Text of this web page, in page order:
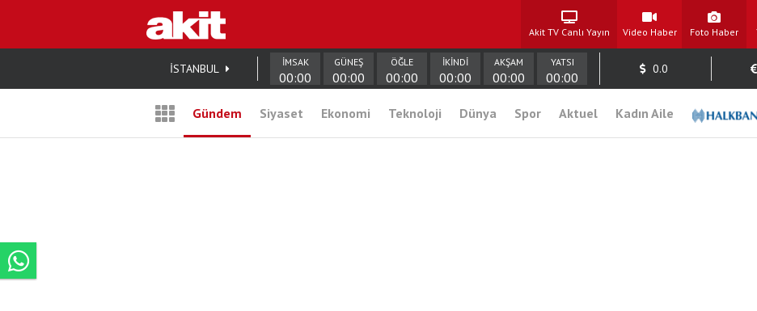
Akit TV Canlı Yayın Video Haber Foto Haber
İSTANBUL İMSAK
00:00
GÜNEŞ
00:00
ÖĞLE
00:00
İKİNDİ
00:00
AKŞAM
00:00
YATSI
00:00
0.0
Gündem Siyaset Ekonomi Teknoloji Dünya Spor Aktuel Kadın Aile